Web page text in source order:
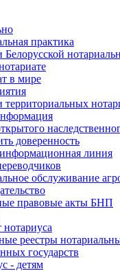
практика
Белорусской
в мире
территориальных
доверенность
линия
обслуживание
правовые акты БНП
нотариуса
реестры
государств
- детям